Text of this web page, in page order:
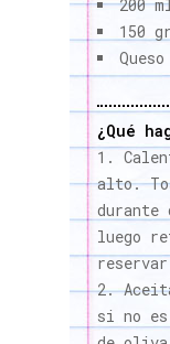
200
150
¿Qué
alto.
durante
luego
si no